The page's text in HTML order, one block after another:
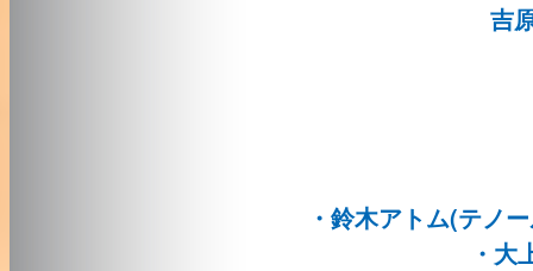
吉
・鈴木アトム(テノ
・大